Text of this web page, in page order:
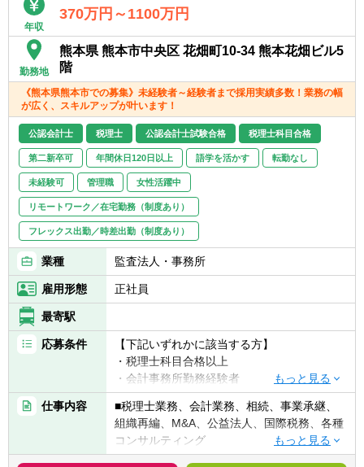
・また、全国に拠点があるため、ご家庭の事
情によって比較的自由に変更することが可能
です。
年収
370万円～1100万円
勤務地
熊本県 熊本市中央区 花畑町10-34 熊本花畑ビル5
階
《熊本県熊本市での募集》未経験者～経験者まで採用実績多数！業務の幅
が広く、スキルアップが叶います！
公認会計士 税理士 公認会計士試験合格 税理士科目合格
第二新卒可 年間休日120日以上 語学を活かす 転勤なし
未経験可 管理職 女性活躍中
リモートワーク／在宅勤務（制度あり）
フレックス出勤／時差出勤（制度あり）
業種 監査法人・事務所
雇用形態 正社員
最寄駅
応募条件
【下記いずれかに該当する方】
・税理士科目合格以上
・会計事務所勤務経験者
・公認会計士（監査経験1年以上ある方)※税
務業務未経験会計士の方も歓迎いたしま
す！！
・普通自動車免許
仕事内容
■税理士業務、会計業務、相続、事業承継、
組織再編、M&A、公益法人、国際税務、各種
コンサルティング